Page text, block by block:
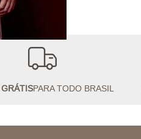
PARA TODO BRASIL